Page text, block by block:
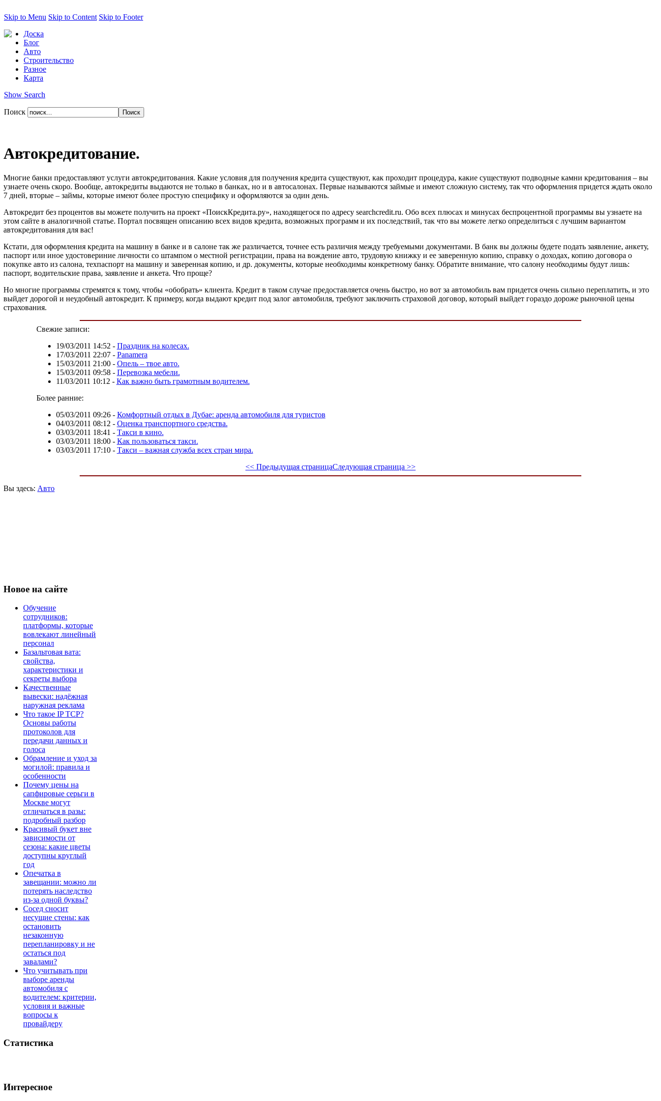
Skip to Menu Skip to Content Skip to Footer
Доска
Блог
Авто
Строительство
Разное
Карта
Show Search
Поиск
Автокредитование.
Многие банки предоставляют услуги автокредитования. Какие условия для получения кредита существуют, как проходит процедура, какие существуют подводные камни кредитования – вы
узнаете очень скоро. Вообще, автокредиты выдаются не только в банках, но и в автосалонах. Первые называются займые и имеют сложную систему, так что оформления придется ждать около
7 дней, вторые – займы, которые имеют более простую специфику и оформляются за один день.
Автокредит без процентов вы можете получить на проект «ПоискКредита.ру», находящегося по адресу searchcredit.ru. Обо всех плюсах и минусах беспроцентной программы вы узнаете на
этом сайте в аналогичной статье. Портал посвящен описанию всех видов кредита, возможных программ и их последствий, так что вы можете легко определиться с лучшим вариантом
автокредитования для вас!
Кстати, для оформления кредита на машину в банке и в салоне так же различается, точнее есть различия между требуемыми документами. В банк вы должны будете подать заявление, анкету,
паспорт или иное удостовериние личности со штампом о местной регистрации, права на вождение авто, трудовую книжку и ее заверенную копию, справку о доходах, копию договора о
покупке авто из салона, техпаспорт на машину и заверенная копию, и др. документы, которые необходимы конкретному банку. Обратите внимание, что салону необходимы будут лишь:
паспорт, водительские права, заявление и анкета. Что проще?
Но многие программы стремятся к тому, чтобы «обобрать» клиента. Кредит в таком случае предоставляется очень быстро, но вот за автомобиль вам придется очень сильно переплатить, и это
выйдет дорогой и неудобный автокредит. К примеру, когда выдают кредит под залог автомобиля, требуют заключить страховой договор, который выйдет гораздо дороже рыночной цены
страхования.
Свежие записи:
19/03/2011 14:52 - Праздник на колесах.
17/03/2011 22:07- Panamera
15/03/2011 21:00- Опель – твое авто.
15/03/2011 09:58- Перевозка мебели.
11/03/2011 10:12 - Как важно быть грамотным водителем.
Более ранние:
05/03/2011 09:26- Комфортный отдых в Дубае: аренда автомобиля для туристов
04/03/2011 08:12 - Оценка транспортного средства.
03/03/2011 18:41 - Такси в кино.
03/03/2011 18:00- Как пользоваться такси.
03/03/2011 17:10- Такси – важная служба всех стран мира.
<< Предыдущая страницаСледующая страница >>
Вы здесь: Авто
Новое на сайте
Обучение
сотрудников:
платформы, которые
вовлекают линейный
персонал
Базальтовая вата:
свойства,
характеристики и
секреты выбора
Качественные
вывески: надёжная
наружная реклама
Что такое IP TCP?
Основы работы
протоколов для
передачи данных и
голоса
Обрамление и уход за
могилой: правила и
особенности
Почему цены на
сапфировые серьги в
Москве могут
отличаться в разы:
подробный разбор
Красивый букет вне
зависимости от
сезона: какие цветы
доступны круглый
год
Опечатка в
завещании: можно ли
потерять наследство
из-за одной буквы?
Сосед сносит
несущие стены: как
остановить
незаконную
перепланировку и не
остаться под
завалами?
Что учитывать при
выборе аренды
автомобиля с
водителем: критерии,
условия и важные
вопросы к
провайдеру
Статистика
Интересное